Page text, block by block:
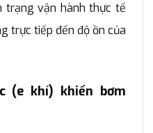
trạng vận hành thực tế
trực tiếp đến độ ồn của
(e khí) khiến bơm